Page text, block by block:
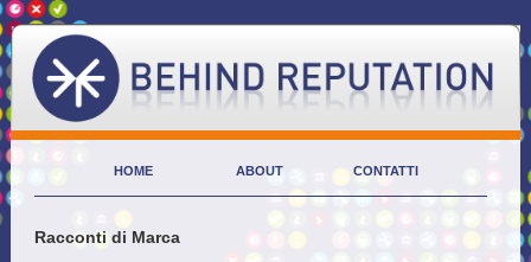
HOME ABOUT CONTATTI
Racconti di Marca